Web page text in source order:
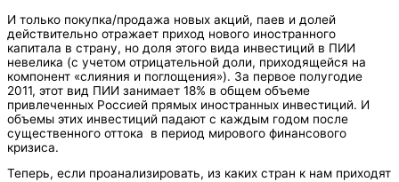
И только покупка/продажа новых акций, паев и долей
действительно отражает приход нового иностранного
капитала в страну, но доля этого вида инвестиций в ПИИ
невелика (с учетом отрицательной доли, приходящейся на
компонент «слияния и поглощения»). За первое полугодие
2011, этот вид ПИИ занимает 18% в общем объеме
привлеченных Россией прямых иностранных инвестиций. И
объемы этих инвестиций падают с каждым годом после
существенного оттока в период мирового финансового
кризиса.
Теперь, если проанализировать, из каких стран к нам приходят